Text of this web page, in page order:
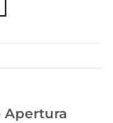
Apertura